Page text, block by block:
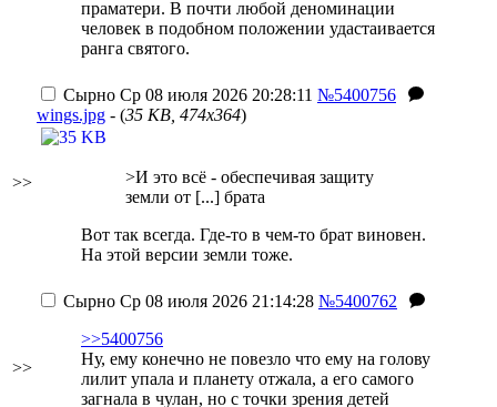
праматери. В почти любой деноминации
человек в подобном положении удастаивается
ранга святого.
>>
Сырно Ср 08 июля 2026 20:28:11 №5400756
wings.jpg - (35 KB, 474x364)
>И это всё - обеспечивая защиту
земли от [...] брата
Вот так всегда. Где-то в чем-то брат виновен.
На этой версии земли тоже.
>>
Сырно Ср 08 июля 2026 21:14:28 №5400762
>>5400756
Ну, ему конечно не повезло что ему на голову
лилит упала и планету отжала, а его самого
загнала в чулан, но с точки зрения детей